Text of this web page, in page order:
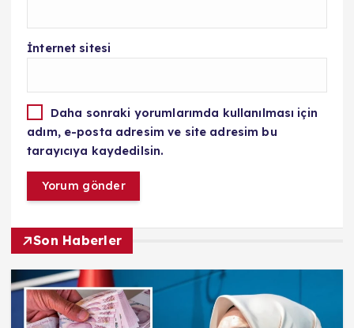
İnternet sitesi
Daha sonraki yorumlarımda kullanılması için
adım, e-posta adresim ve site adresim bu
tarayıcıya kaydedilsin.
Son Haberler